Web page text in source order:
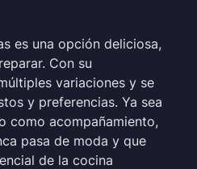
es una opción deliciosa,
Con su
variaciones y se
y preferencias. Ya sea
como acompañamiento,
pasa de moda y que
de la cocina